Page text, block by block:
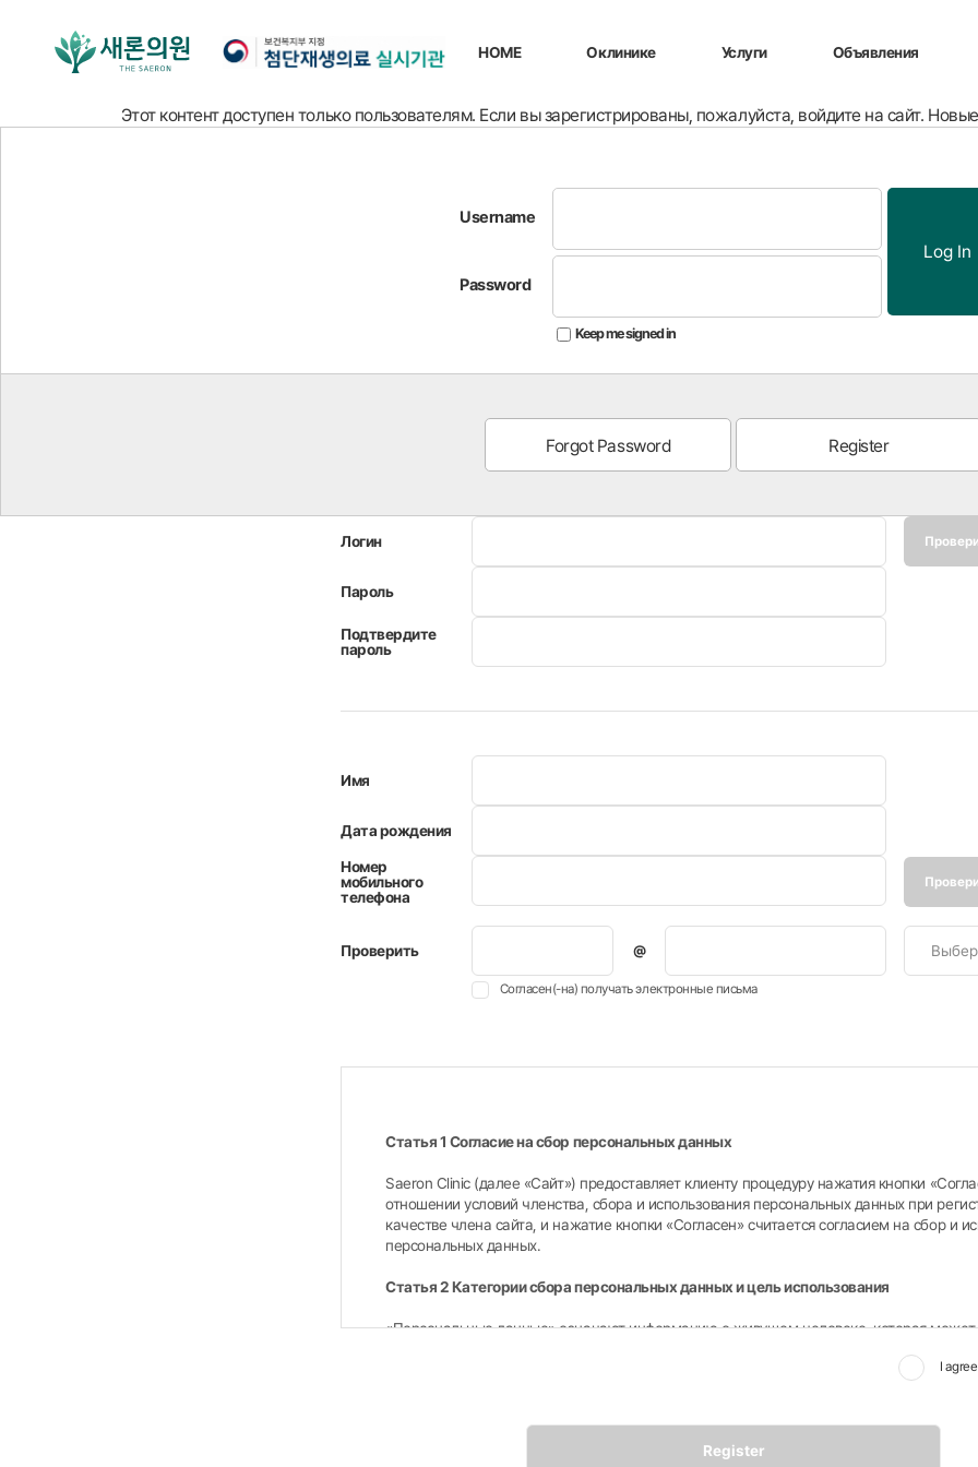
HOME Оклинике Услуги Объявления
Этот контент доступен только пользователям. Если вы зарегистрированы, пожалуйста, войдите на сайт.
Username
Password
Keep me signed in
Log In
Forgot Password Register
Логин*
Пароль*
Подтвердите
пароль*
Имя
Дата рождения
Номер
мобильного
телефона
이메일
Проверить
Согласен(-на) получать электронные письма
Статья 1 Согласие на сбор персональных данных
Saeron Clinic (далее «Сайт») предоставляет клиенту процедуру нажатия кнопки
отношении условий членства, сбора и использования персональных данных при
качестве члена сайта, и нажатие кнопки «Согласен» считается согласием на сбор и
персональных данных.
Статья 2 Категории сбора персональных данных и цель использования
«Персональные данные» означают информацию о живущем человеке, которая может
включенным в эту информацию (включая то, что можно легко идентифицировать в
Цели, для которых Сайт собирает и использует персональные данные клиентов,
I agree